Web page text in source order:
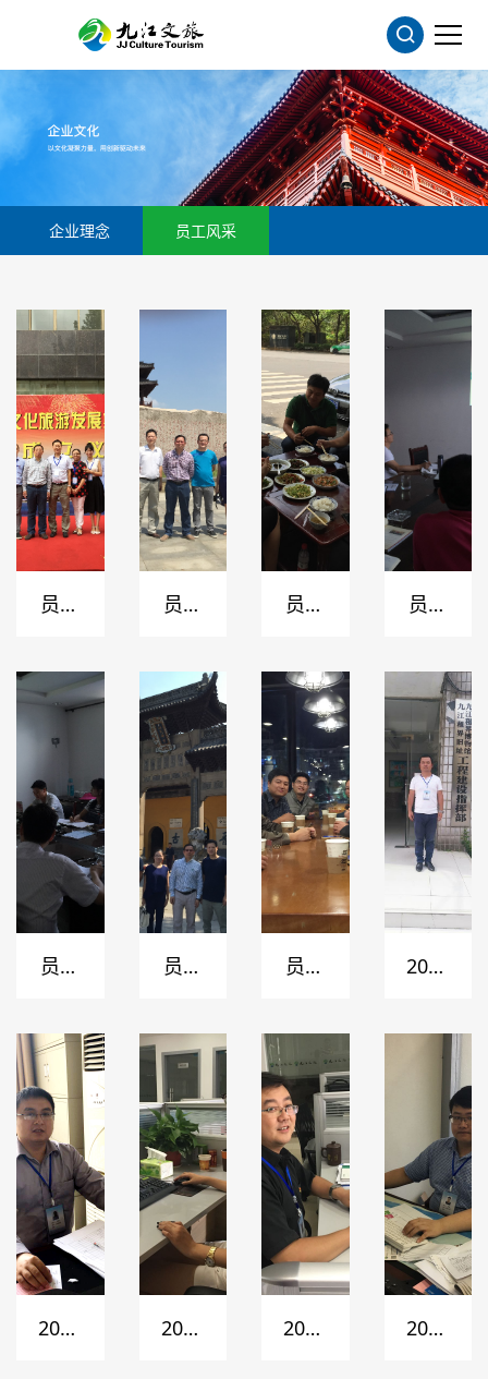
企业理念 员工风采
员工
风采
员工
风采
员工
风采
员工
风采
员工
风采
员工
风采
员工
风采
2017
年工
作积
极分
子
2017 2017 2017 2017